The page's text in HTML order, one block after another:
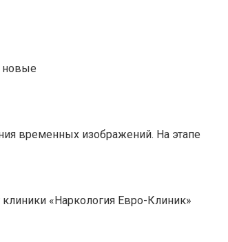
новые
временных изображений. На этапе
«Наркология Евро-Клиник»